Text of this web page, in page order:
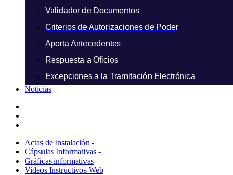
Validador de Documentos
Criterios de Autorizaciones de Poder
Aporta Antecedentes
Respuesta a Oficios
Excepciones a la Tramitación Electrónica
Noticias
Actas de Instalación -
Cápsulas Informativas -
Gráficas informativas
Videos Instructivos Web